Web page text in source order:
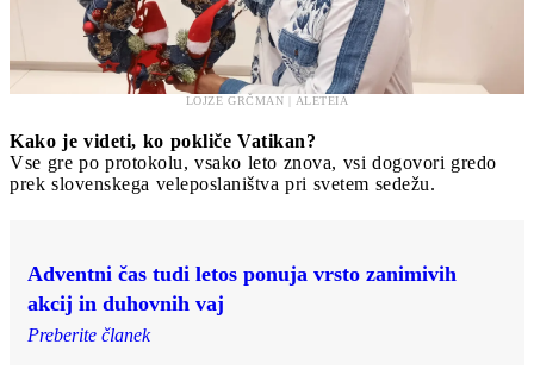
LOJZE GRČMAN | ALETEIA
Kako je videti, ko pokliče Vatikan?
Vse gre po protokolu, vsako leto znova, vsi dogovori gredo
prek slovenskega veleposlaništva pri svetem sedežu.
Adventni čas tudi letos ponuja vrsto zanimivih
akcij in duhovnih vaj
Preberite članek